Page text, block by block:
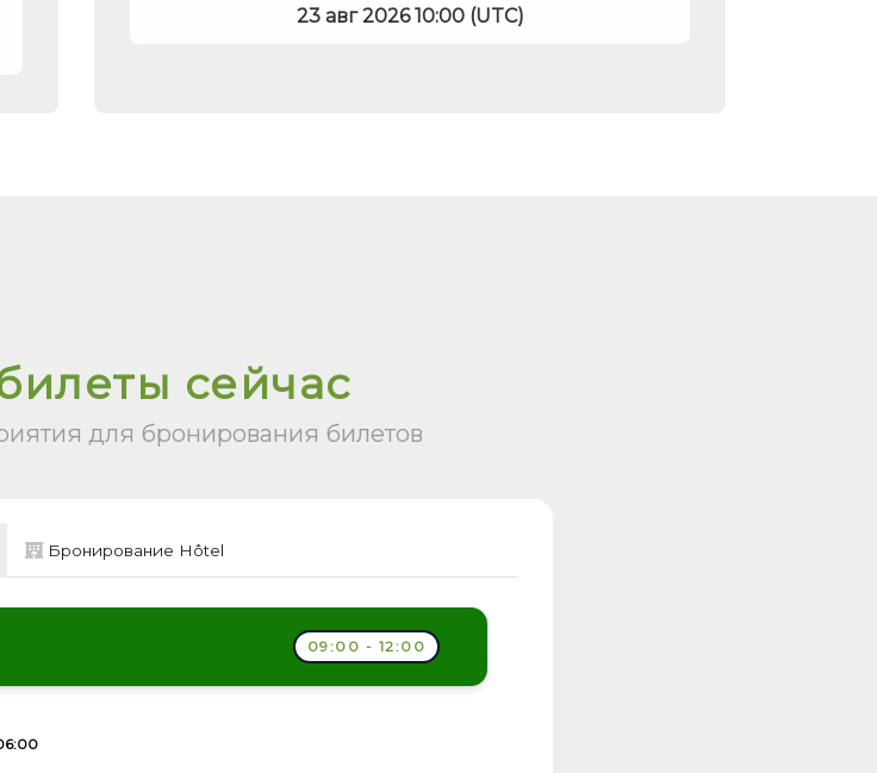
23 авг 2026 10:00 (UTC)
сейчас
для бронирования билетов
Бронирование Hôtel
09:00 - 12:00